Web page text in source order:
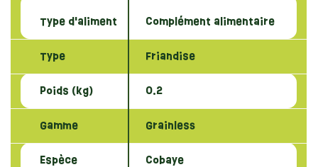
Type d'aliment Complément alimentaire
Type Friandise
Poids (kg) 0.2
Gamme Grainless
Espèce Cobaye